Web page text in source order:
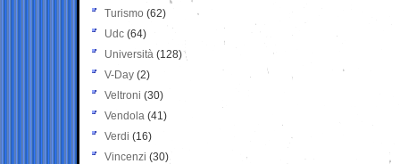
Turismo (62)
Udc (64)
Università (128)
V-Day (2)
Veltroni (30)
Vendola (41)
Verdi (16)
Vincenzi (30)